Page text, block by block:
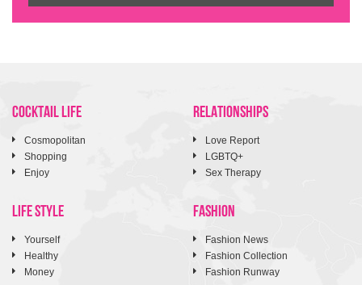
COCKTAIL LIFE
Cosmopolitan
Shopping
Enjoy
RELATIONSHIPS
Love Report
LGBTQ+
Sex Therapy
LIFE STYLE
Yourself
Healthy
Money
FASHION
Fashion News
Fashion Collection
Fashion Runway